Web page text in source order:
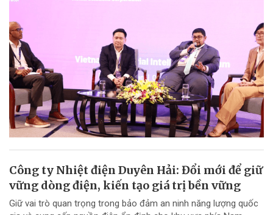
Công ty Nhiệt điện Duyên Hải: Đổi mới để giữ
vững dòng điện, kiến tạo giá trị bền vững
Giữ vai trò quan trọng trong bảo đảm an ninh năng lượng quốc